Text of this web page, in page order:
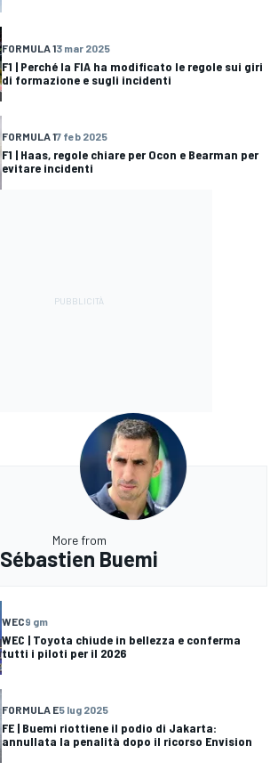
FORMULA 13 mar 2025
F1 | Perché la FIA ha modificato le regole sui giri
di formazione e sugli incidenti
FORMULA 17 feb 2025
F1 | Haas, regole chiare per Ocon e Bearman per
evitare incidenti
More from
Sébastien Buemi
WEC9 gm
WEC | Toyota chiude in bellezza e conferma
tutti i piloti per il 2026
FORMULA E5 lug 2025
FE | Buemi riottiene il podio di Jakarta:
annullata la penalità dopo il ricorso Envision